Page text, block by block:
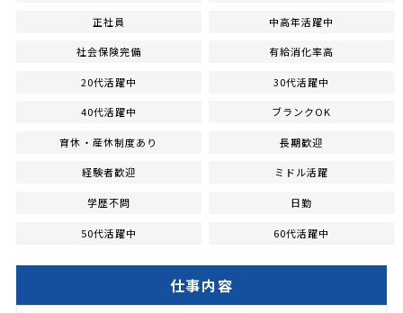
正社員 中高年活躍中
社会保険完備 有給消化率高
20代活躍中 30代活躍中
40代活躍中 ブランクOK
育休・産休制度あり 長期歓迎
経験者歓迎 ミドル活躍
学歴不問 日勤
50代活躍中 60代活躍中
仕事内容